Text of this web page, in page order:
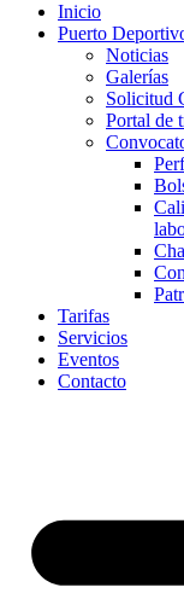
Inicio
Puerto
Noticias
Galerías
Solicitud
Portal de
Tarifas
Servicios
Eventos
Contacto